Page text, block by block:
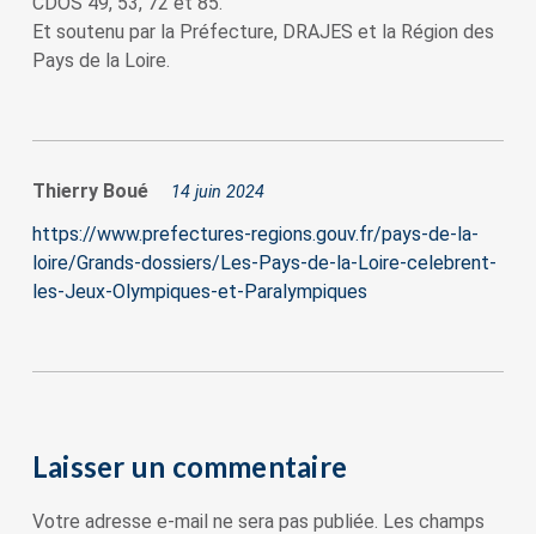
Et soutenu par la Préfecture, DRAJES et la Région des
Pays de la Loire.
Thierry Boué 14 juin 2024
https://www.prefectures-regions.gouv.fr/pays-de-la-
loire/Grands-dossiers/Les-Pays-de-la-Loire-celebrent-
les-Jeux-Olympiques-et-Paralympiques
Laisser un commentaire
Votre adresse e-mail ne sera pas publiée. Les champs